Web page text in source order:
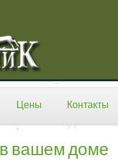
Цены Контакты
вашем доме